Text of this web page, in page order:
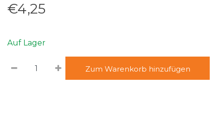
€4,25
Auf Lager
Zum Warenkorb hinzufügen